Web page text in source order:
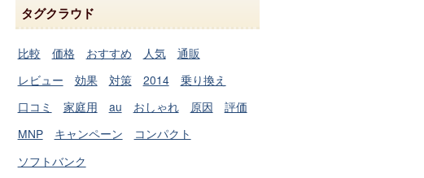
タグクラウド
比較 価格 おすすめ 人気
通販
レビュー
効果 対策 2014
乗り換え
口コミ
家庭用 au おしゃれ 原因
評価
MNP
キャンペーン
コンパクト
ソフトバンク